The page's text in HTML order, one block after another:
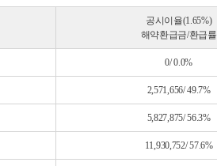
공시이율(1.65%)
해약환급금/환급률
0/ 0.0%
2,571,656/ 49.7%
5,827,875/ 56.3%
11,930,752/ 57.6%